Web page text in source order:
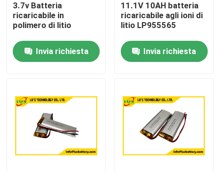
Casa
Prodotti
Giro della fabbrica
Controllo di qualità
3.7v Batteria
ricaricabile in
polimero di litio
Invia richiesta
11.1V 10AH batteria
ricaricabile agli ioni di
litio LP955565
Invia richiesta